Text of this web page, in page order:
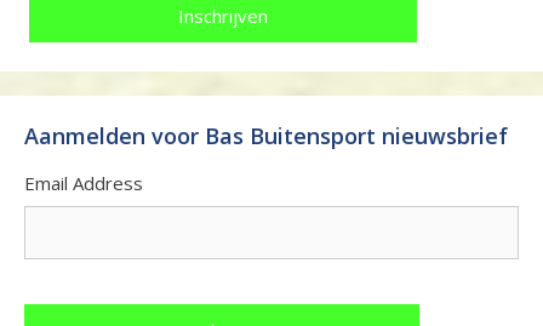
Aanmelden voor Bas Buitensport nieuwsbrief
Email Address